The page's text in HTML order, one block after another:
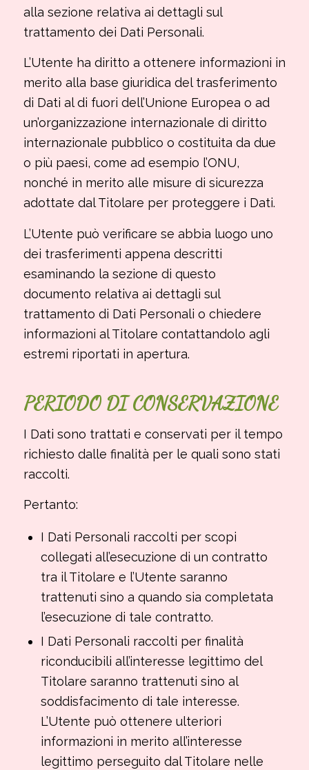
alla sezione relativa ai dettagli sul
trattamento dei Dati Personali.
L’Utente ha diritto a ottenere informazioni in
merito alla base giuridica del trasferimento
di Dati al di fuori dell’Unione Europea o ad
un’organizzazione internazionale di diritto
internazionale pubblico o costituita da due
o più paesi, come ad esempio l’ONU,
nonché in merito alle misure di sicurezza
adottate dal Titolare per proteggere i Dati.
L’Utente può verificare se abbia luogo uno
dei trasferimenti appena descritti
esaminando la sezione di questo
documento relativa ai dettagli sul
trattamento di Dati Personali o chiedere
informazioni al Titolare contattandolo agli
estremi riportati in apertura.
PERIODO DI CONSERVAZIONE
I Dati sono trattati e conservati per il tempo
richiesto dalle finalità per le quali sono stati
raccolti.
Pertanto:
I Dati Personali raccolti per scopi
collegati all’esecuzione di un contratto
tra il Titolare e l’Utente saranno
trattenuti sino a quando sia completata
l’esecuzione di tale contratto.
I Dati Personali raccolti per finalità
riconducibili all’interesse legittimo del
Titolare saranno trattenuti sino al
soddisfacimento di tale interesse.
L’Utente può ottenere ulteriori
informazioni in merito all’interesse
legittimo perseguito dal Titolare nelle